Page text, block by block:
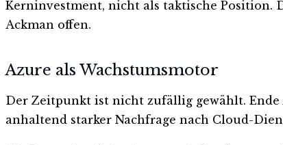
Kerninvestment, nicht als taktische Position.
Ackman offen.
Azure als Wachstumsmotor
Der Zeitpunkt ist nicht zufällig gewählt.
anhaltend starker Nachfrage nach Cloud-